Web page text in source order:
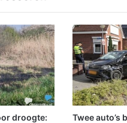
droogte:
Twee auto’s